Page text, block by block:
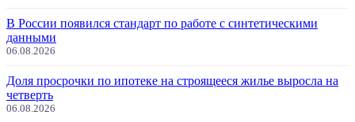
В России появился стандарт по работе с синтетическими
данными
06.08.2026
Доля просрочки по ипотеке на строящееся жилье выросла на
четверть
06.08.2026